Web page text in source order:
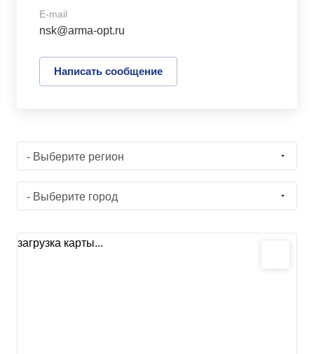
- Выберите регион
- Выберите город
загрузка карты...
E-mail
nsk@arma-opt.ru
Написать сообщение